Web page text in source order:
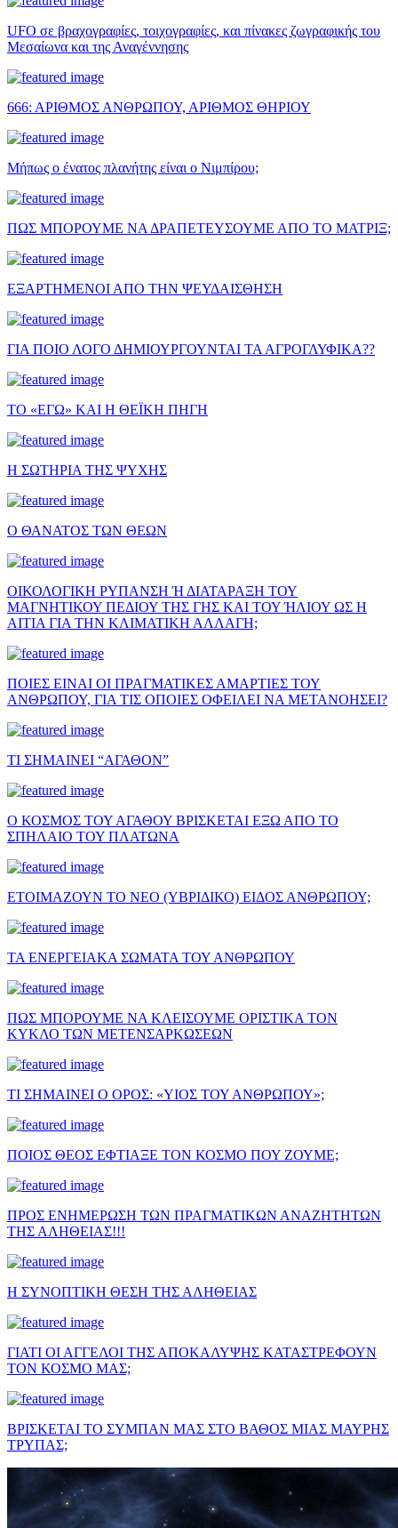
UFO σε βραχογραφίες, τοιχογραφίες, και πίνακες ζωγραφικής του
Μεσαίωνα και της Αναγέννησης
666: ΑΡΙΘΜΟΣ ΑΝΘΡΩΠΟΥ, ΑΡΙΘΜΟΣ ΘΗΡΙΟΥ
Μήπως ο ένατος πλανήτης είναι ο Νιμπίρου;
ΠΩΣ ΜΠΟΡΟΥΜΕ ΝΑ ΔΡΑΠΕΤΕΥΣΟΥΜΕ ΑΠΟ ΤΟ ΜΑΤΡΙΞ;
ΕΞΑΡΤΗΜΕΝΟΙ ΑΠΟ ΤΗΝ ΨΕΥΔΑΙΣΘΗΣΗ
ΓΙΑ ΠΟΙΟ ΛΟΓΟ ΔΗΜΙΟΥΡΓΟΥΝΤΑΙ ΤΑ ΑΓΡΟΓΛΥΦΙΚΑ??
ΤΟ «ΕΓΩ» ΚΑΙ Η ΘΕΪΚΗ ΠΗΓΗ
Η ΣΩΤΗΡΙΑ ΤΗΣ ΨΥΧΗΣ
Ο ΘΑΝΑΤΟΣ ΤΩΝ ΘΕΩΝ
ΟΙΚΟΛΟΓΙΚΗ ΡΥΠΑΝΣΗ Ή ΔΙΑΤΑΡΑΞΗ ΤΟΥ
ΜΑΓΝΗΤΙΚΟΥ ΠΕΔΙΟΥ ΤΗΣ ΓΗΣ ΚΑΙ ΤΟΥ ΉΛΙΟΥ ΩΣ Η
ΑΙΤΙΑ ΓΙΑ ΤΗΝ ΚΛΙΜΑΤΙΚΗ ΑΛΛΑΓΗ;
ΠΟΙΕΣ ΕΙΝΑΙ ΟΙ ΠΡΑΓΜΑΤΙΚΕΣ ΑΜΑΡΤΙΕΣ ΤΟΥ
ΑΝΘΡΩΠΟΥ, ΓΙΑ ΤΙΣ ΟΠΟΙΕΣ ΟΦΕΙΛΕΙ ΝΑ ΜΕΤΑΝΟΗΣΕΙ?
ΤΙ ΣΗΜΑΙΝΕΙ “ΑΓΑΘΟΝ”
Ο ΚΟΣΜΟΣ ΤΟΥ ΑΓΑΘΟΥ ΒΡΙΣΚΕΤΑΙ ΕΞΩ ΑΠΟ ΤΟ
ΣΠΗΛΑΙΟ ΤΟΥ ΠΛΑΤΩΝΑ
ΕΤΟΙΜΑΖΟΥΝ ΤΟ ΝΕΟ (ΥΒΡΙΔΙΚΟ) ΕΙΔΟΣ ΑΝΘΡΩΠΟΥ;
ΤΑ ΕΝΕΡΓΕΙΑΚΑ ΣΩΜΑΤΑ ΤΟΥ ΑΝΘΡΩΠΟΥ
ΠΩΣ ΜΠΟΡΟΥΜΕ ΝΑ ΚΛΕΙΣΟΥΜΕ ΟΡΙΣΤΙΚΑ ΤΟΝ
ΚΥΚΛΟ ΤΩΝ ΜΕΤΕΝΣΑΡΚΩΣΕΩΝ
ΤΙ ΣΗΜΑΙΝΕΙ Ο ΟΡΟΣ: «ΥΙΟΣ ΤΟΥ ΑΝΘΡΩΠΟΥ»;
ΠΟΙΟΣ ΘΕΟΣ ΕΦΤΙΑΞΕ ΤΟΝ ΚΟΣΜΟ ΠΟΥ ΖΟΥΜΕ;
ΠΡΟΣ ΕΝΗΜΕΡΩΣΗ ΤΩΝ ΠΡΑΓΜΑΤΙΚΩΝ ΑΝΑΖΗΤΗΤΩΝ
ΤΗΣ ΑΛΗΘΕΙΑΣ!!!
Η ΣΥΝΟΠΤΙΚΗ ΘΕΣΗ ΤΗΣ ΑΛΗΘΕΙΑΣ
ΓΙΑΤΙ ΟΙ ΑΓΓΕΛΟΙ ΤΗΣ ΑΠΟΚΑΛΥΨΗΣ ΚΑΤΑΣΤΡΕΦΟΥΝ
ΤΟΝ ΚΟΣΜΟ ΜΑΣ;
ΒΡΙΣΚΕΤΑΙ ΤΟ ΣΥΜΠΑΝ ΜΑΣ ΣΤΟ ΒΑΘΟΣ ΜΙΑΣ ΜΑΥΡΗΣ
ΤΡΥΠΑΣ;